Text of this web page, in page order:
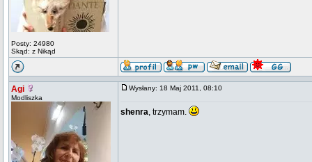
Posty: 24980
Skąd: z Nikąd
Agi
Modliszka
Wysłany: 18 Maj 2011, 08:10
shenra, trzymam.